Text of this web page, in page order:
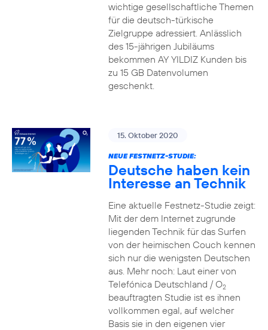
wichtige gesellschaftliche Themen
für die deutsch-türkische
Zielgruppe adressiert. Anlässlich
des 15-jährigen Jubiläums
bekommen AY YILDIZ Kunden bis
zu 15 GB Datenvolumen
geschenkt.
15. Oktober 2020
NEUE FESTNETZ-STUDIE:
Deutsche haben kein
Interesse an Technik
Eine aktuelle Festnetz-Studie zeigt:
Mit der dem Internet zugrunde
liegenden Technik für das Surfen
von der heimischen Couch kennen
sich nur die wenigsten Deutschen
aus. Mehr noch: Laut einer von
Telefónica Deutschland / O2
beauftragten Studie ist es ihnen
vollkommen egal, auf welcher
Basis sie in den eigenen vier